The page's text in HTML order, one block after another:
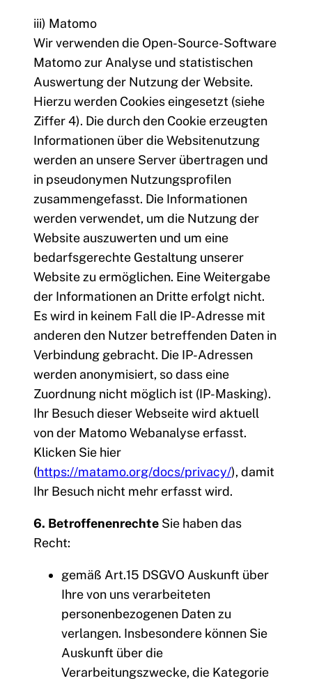
iii) Matomo
Wir verwenden die Open-Source-Software
Matomo zur Analyse und statistischen
Auswertung der Nutzung der Website.
Hierzu werden Cookies eingesetzt (siehe
Ziffer 4). Die durch den Cookie erzeugten
Informationen über die Websitenutzung
werden an unsere Server übertragen und
in pseudonymen Nutzungsprofilen
zusammengefasst. Die Informationen
werden verwendet, um die Nutzung der
Website auszuwerten und um eine
bedarfsgerechte Gestaltung unserer
Website zu ermöglichen. Eine Weitergabe
der Informationen an Dritte erfolgt nicht.
Es wird in keinem Fall die IP-Adresse mit
anderen den Nutzer betreffenden Daten in
Verbindung gebracht. Die IP-Adressen
werden anonymisiert, so dass eine
Zuordnung nicht möglich ist (IP-Masking).
Ihr Besuch dieser Webseite wird aktuell
von der Matomo Webanalyse erfasst.
Klicken Sie hier
(https://matamo.org/docs/privacy/), damit
Ihr Besuch nicht mehr erfasst wird.
6. Betroffenenrechte Sie haben das
Recht:
gemäß Art.15 DSGVO Auskunft über
Ihre von uns verarbeiteten
personenbezogenen Daten zu
verlangen. Insbesondere können Sie
Auskunft über die
Verarbeitungszwecke, die Kategorie